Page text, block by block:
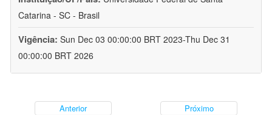
Catarina - SC - Brasil
Vigência: Sun Dec 03 00:00:00 BRT 2023-Thu Dec 31
00:00:00 BRT 2026
Anterior Próximo